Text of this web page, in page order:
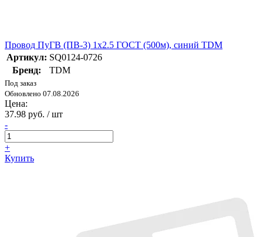
Провод ПуГВ (ПВ-3) 1х2.5 ГОСТ (500м), синий TDM
Артикул: SQ0124-0726
Бренд:
TDM
Под заказ
Обновлено 07.08.2026
Цена:
37.98 руб. / шт
-
+
Купить